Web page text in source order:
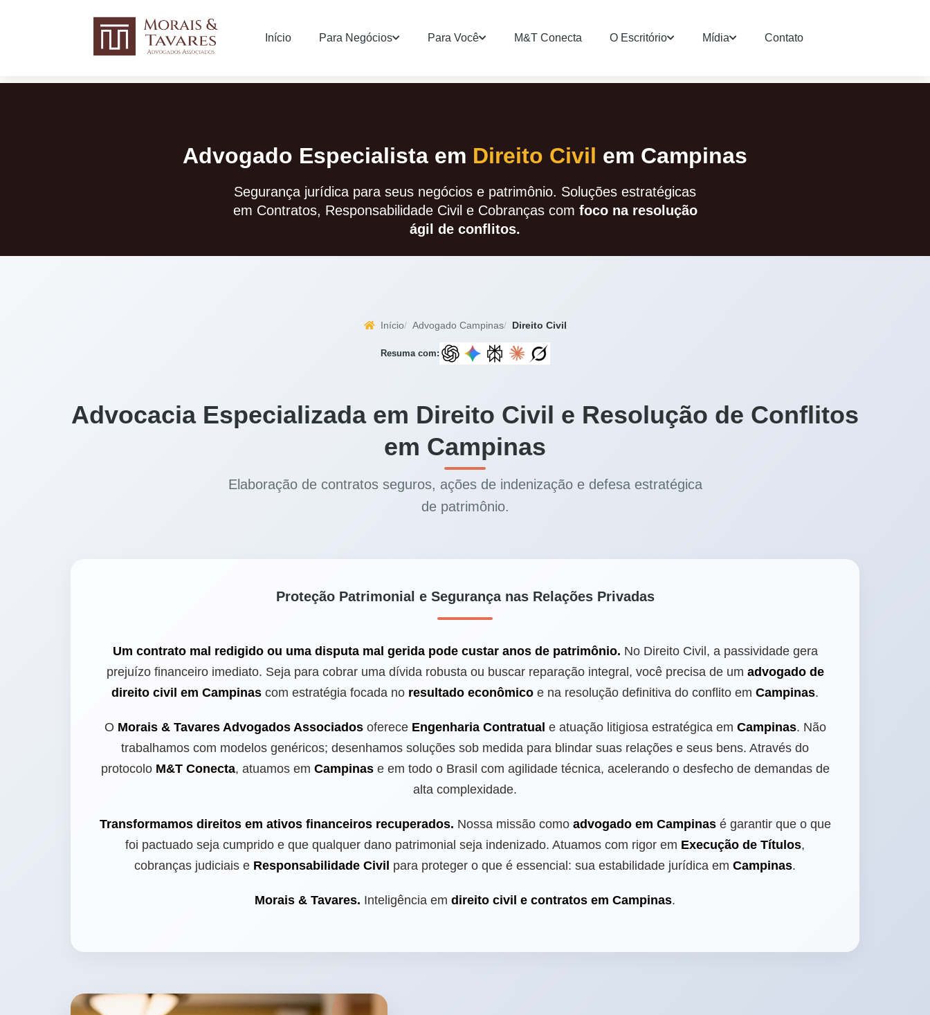
Início Para Negócios Para Você M&T Conecta O Escritório Mídia Contato
Advogado Especialista em Direito Civil em Campinas
Segurança jurídica para seus negócios e patrimônio. Soluções estratégicas
em Contratos, Responsabilidade Civil e Cobranças com foco na resolução
ágil de conflitos.
Início Advogado Campinas Direito Civil
Resuma com:
Advocacia Especializada em Direito Civil e Resolução de Conflitos
em Campinas
Elaboração de contratos seguros, ações de indenização e defesa estratégica
de patrimônio.
Proteção Patrimonial e Segurança nas Relações Privadas
Um contrato mal redigido ou uma disputa mal gerida pode custar anos de patrimônio. No Direito Civil, a passividade gera
prejuízo financeiro imediato. Seja para cobrar uma dívida robusta ou buscar reparação integral, você precisa de um advogado de
direito civil em Campinas com estratégia focada no resultado econômico e na resolução definitiva do conflito em Campinas.
O Morais & Tavares Advogados Associadosoferece Engenharia Contratual e atuação litigiosa estratégica em Campinas. Não
trabalhamos com modelos genéricos; desenhamos soluções sob medida para blindar suas relações e seus bens. Através do
protocolo M&T Conecta, atuamos em Campinase em todo o Brasil com agilidade técnica, acelerando o desfecho de demandas de
alta complexidade.
Transformamos direitos em ativos financeiros recuperados. Nossa missão como advogado em Campinasé garantir que o que
foi pactuado seja cumprido e que qualquer dano patrimonial seja indenizado. Atuamos com rigor em Execução de Títulos,
cobranças judiciais e Responsabilidade Civil para proteger o que é essencial: sua estabilidade jurídica em Campinas.
Morais & Tavares. Inteligência em direito civil e contratos em Campinas.